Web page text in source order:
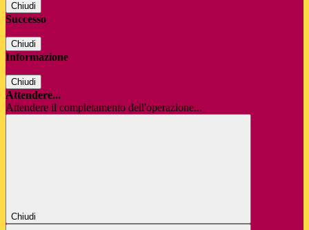
Chiudi
Successo
Chiudi
Informazione
Chiudi
Attendere...
Attendere il completamento dell'operazione...
Chiudi